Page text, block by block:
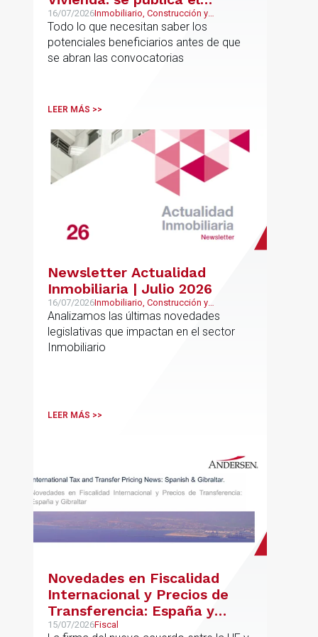
proyecto de bases
reguladoras
16/07/2026Inmobiliario, Construcción y
Urbanismo
Todo lo que necesitan saber los
potenciales beneficiarios antes de que
se abran las convocatorias
LEER MÁS >>
Newsletter Actualidad
Inmobiliaria | Julio 2026
16/07/2026Inmobiliario, Construcción y
Urbanismo
Analizamos las últimas novedades
legislativas que impactan en el sector
Inmobiliario
LEER MÁS >>
Novedades en Fiscalidad
Internacional y Precios de
Transferencia: España y
Gibraltar
15/07/2026Fiscal